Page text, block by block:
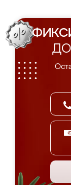
ДО